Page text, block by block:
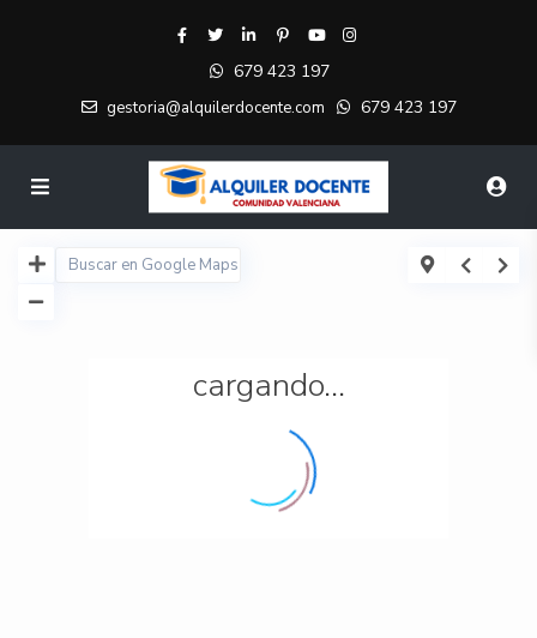
679 423 197
gestoria@alquilerdocente.com 679 423 197
cargando...